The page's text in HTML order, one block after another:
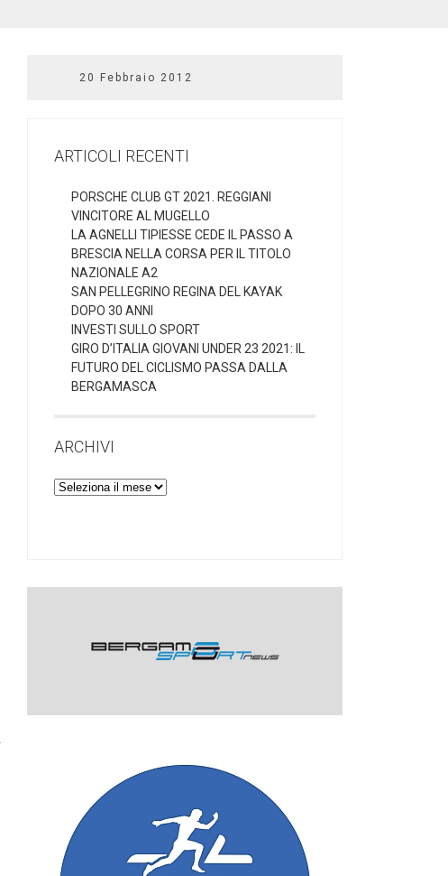
20 Febbraio 2012
ARTICOLI RECENTI
PORSCHE CLUB GT 2021. REGGIANI
VINCITORE AL MUGELLO
LA AGNELLI TIPIESSE CEDE IL PASSO A
BRESCIA NELLA CORSA PER IL TITOLO
NAZIONALE A2
SAN PELLEGRINO REGINA DEL KAYAK
DOPO 30 ANNI
INVESTI SULLO SPORT
GIRO D’ITALIA GIOVANI UNDER 23 2021: IL
FUTURO DEL CICLISMO PASSA DALLA
BERGAMASCA
ARCHIVI
Archivi